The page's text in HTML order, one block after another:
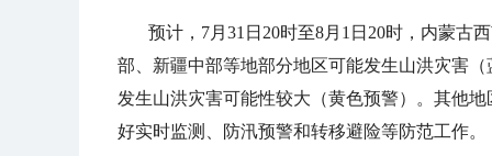
预计，7月31日20时至8月1日20时，内蒙古
部、新疆中部等地部分地区可能发生山洪灾害
发生山洪灾害可能性较大（黄色预警）。其他
好实时监测、防汛预警和转移避险等防范工作。